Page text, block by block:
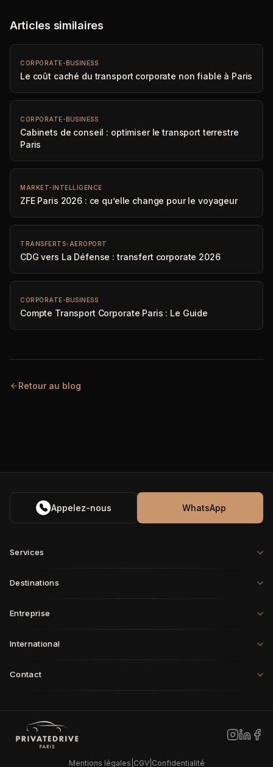
Articles similaires
CORPORATE-BUSINESS
Le coût caché du transport corporate non fiable à Paris
CORPORATE-BUSINESS
Cabinets de conseil : optimiser le transport terrestre
Paris
MARKET-INTELLIGENCE
ZFE Paris 2026 : ce qu’elle change pour le voyageur
TRANSFERTS-AEROPORT
CDG vers La Défense : transfert corporate 2026
CORPORATE-BUSINESS
Compte Transport Corporate Paris : Le Guide
Retour au blog
Appelez-nous WhatsApp
Services
Destinations
Entreprise
International
Paris·Londres
Dubaï·Tokyo·Shanghai Riyad·
Contact
Mentions légales CGV| Confidentialité